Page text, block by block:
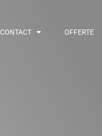
CONTACT OFFERTE